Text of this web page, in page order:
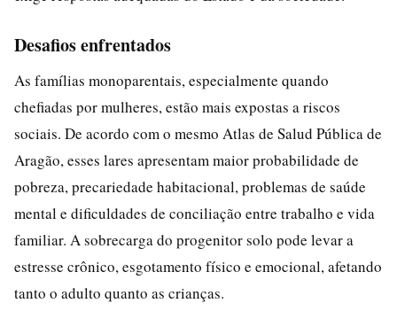
Desafios enfrentados
As famílias monoparentais, especialmente quando
chefiadas por mulheres, estão mais expostas a riscos
sociais. De acordo com o mesmo Atlas de Salud Pública de
Aragão, esses lares apresentam maior probabilidade de
pobreza, precariedade habitacional, problemas de saúde
mental e dificuldades de conciliação entre trabalho e vida
familiar. A sobrecarga do progenitor solo pode levar a
estresse crônico, esgotamento físico e emocional, afetando
tanto o adulto quanto as crianças.